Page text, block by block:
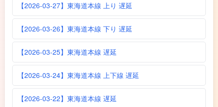
【2026-03-27】東海道本線 上り 遅延
【2026-03-26】東海道本線 下り 遅延
【2026-03-25】東海道本線 遅延
【2026-03-24】東海道本線 上下線 遅延
【2026-03-22】東海道本線 遅延